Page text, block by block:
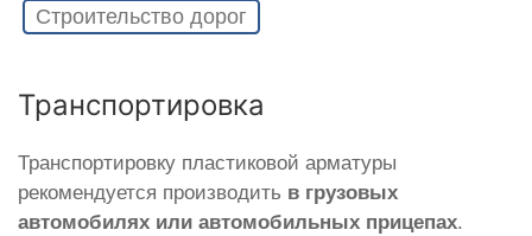
Строительство дорог
Транспортировка
Транспортировку пластиковой арматуры
рекомендуется производить в грузовых
автомобилях или автомобильных прицепах.